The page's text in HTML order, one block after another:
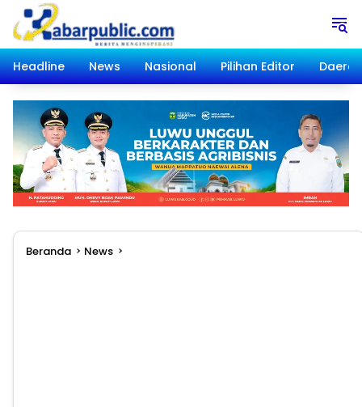
Langsung
konten
Headline
News Nasional Pilihan Editor Daerah
Beranda News